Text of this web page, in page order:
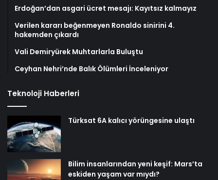
Erdoğan’dan asgari ücret mesajı: Kayıtsız kalmayız
Verilen kararı beğenmeyen Ronaldo sinirini 4.
hakemden çıkardı
Vali Demiryürek Muhtarlarla Buluştu
Ceyhan Nehri’nde Balık Ölümleri İnceleniyor
Teknoloji Haberleri
Türksat 6A kalıcı yörüngesine ulaştı
Bilim insanlarından yeni keşif: Mars’ta
eskiden yaşam var mıydı?